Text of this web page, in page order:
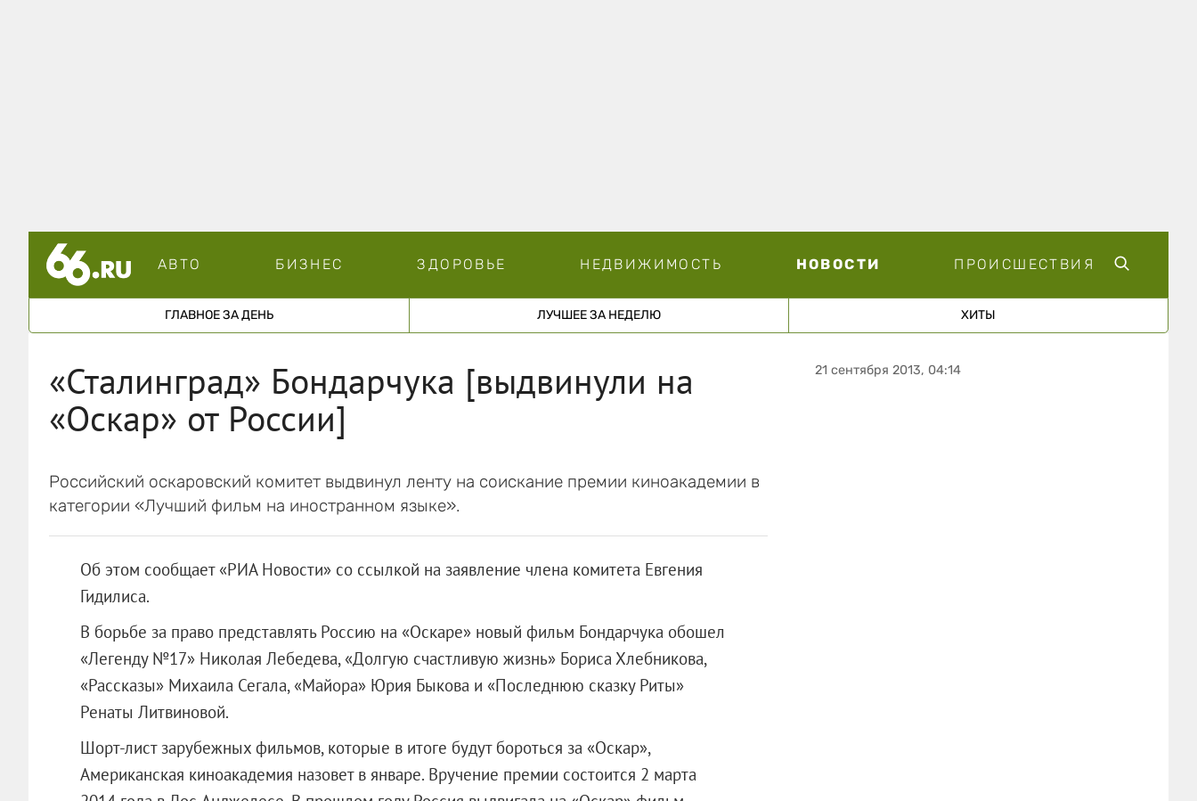
АВТО БИЗНЕС ЗДОРОВЬЕ НЕДВИЖИМОСТЬ НОВОСТИ ПРОИСШЕСТВИЯ
ГЛАВНОЕ ЗА ДЕНЬ ЛУЧШЕЕ ЗА НЕДЕЛЮ ХИТЫ
«Сталинград» Бондарчука [выдвинули на
«Оскар» от России]
Российский оскаровский комитет выдвинул ленту на соискание премии киноакадемии в
категории «Лучший фильм на иностранном языке».
Об этом сообщает «РИА Новости» со ссылкой на заявление члена комитета Евгения
Гидилиса.
В борьбе за право представлять Россию на «Оскаре» новый фильм Бондарчука обошел
«Легенду №17» Николая Лебедева, «Долгую счастливую жизнь» Бориса Хлебникова,
«Рассказы» Михаила Сегала, «Майора» Юрия Быкова и «Последнюю сказку Риты»
Ренаты Литвиновой.
Шорт-лист зарубежных фильмов, которые в итоге будут бороться за «Оскар»,
Американская киноакадемия назовет в январе. Вручение премии состоится 2 марта
21 сентября 2013, 04:14